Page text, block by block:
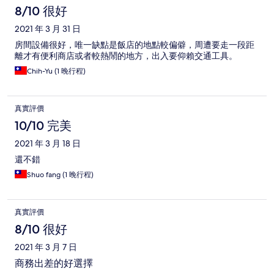
8/10 很好
2021 年 3 月 31 日
房間設備很好，唯一缺點是飯店的地點較偏僻，周遭要走一段距
離才有便利商店或者較熱鬧的地方，出入要仰賴交通工具。
Chih-Yu (1 晚行程)
真實評價
10/10 完美
2021 年 3 月 18 日
還不錯
Shuo fang (1 晚行程)
真實評價
8/10 很好
2021 年 3 月 7 日
商務出差的好選擇